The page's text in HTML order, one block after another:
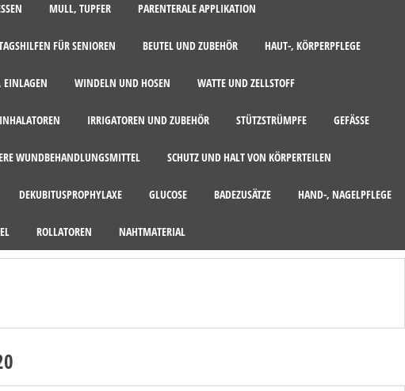
MULL, TUPFER PARENTERALE APPLIKATION
FÜR SENIOREN BEUTEL UND ZUBEHÖR HAUT-, KÖRPERPFLEGE
EINLAGEN WINDELN UND HOSEN WATTE UND ZELLSTOFF
INHALATOREN IRRIGATOREN UND ZUBEHÖR STÜTZSTRÜMPFE GEFÄSSE
WUNDBEHANDLUNGSMITTEL SCHUTZ UND HALT VON KÖRPERTEILEN
DEKUBITUSPROPHYLAXE GLUCOSE BADEZUSÄTZE HAND-, NAGELPFLEGE
ROLLATOREN NAHTMATERIAL